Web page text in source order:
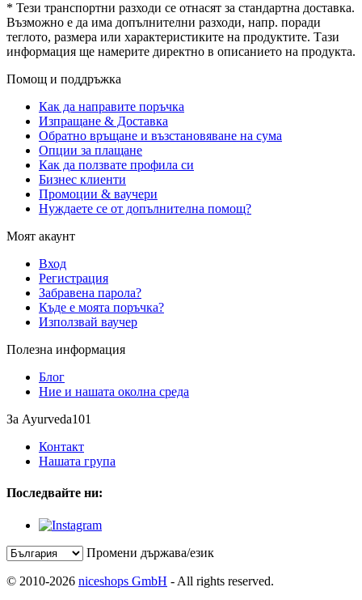
* Тези транспортни разходи се отнасят за стандартна доставка.
Възможно е да има допълнителни разходи, напр. поради
теглото, размера или характеристиките на продуктите. Тази
информация ще намерите директно в описанието на продукта.
Помощ и поддръжка
Как да направите поръчка
Изпращане & Доставка
Обратно връщане и възстановяване на сума
Опции за плащане
Как да ползвате профила си
Бизнес клиенти
Промоции & ваучери
Нуждаете се от допълнителна помощ?
Моят акаунт
Вход
Регистрация
Забравена парола?
Къде е моята поръчка?
Използвай ваучер
Полезна информация
Блог
Ние и нашата околна среда
За Ayurveda101
Контакт
Нашата група
Последвайте ни:
Промени държава/език
© 2010-2026 niceshops GmbH - All rights reserved.